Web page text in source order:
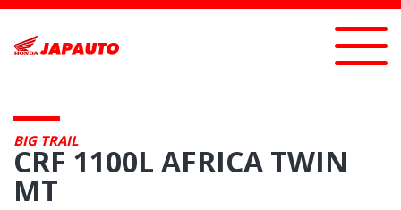
BIG TRAIL
CRF 1100L AFRICA TWIN
MT